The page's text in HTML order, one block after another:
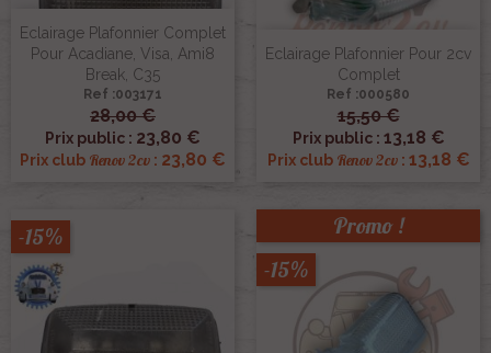
Eclairage Plafonnier Complet
Pour Acadiane, Visa, Ami8
Break, C35
Ref :003171
28,00 €
Prix public : 23,80 €
Prix club Renov 2cv : 23,80 €
Eclairage Plafonnier Pour 2cv
Complet
Ref :000580
15,50 €
Prix public : 13,18 €
Prix club Renov 2cv: 13,18 €
-15%
Promo !
-15%